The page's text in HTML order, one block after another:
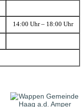
14:00 Uhr – 18:00 Uhr